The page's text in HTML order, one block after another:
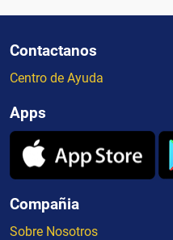
Contactanos
Centro de Ayuda
Apps
Compañia
Sobre Nosotros